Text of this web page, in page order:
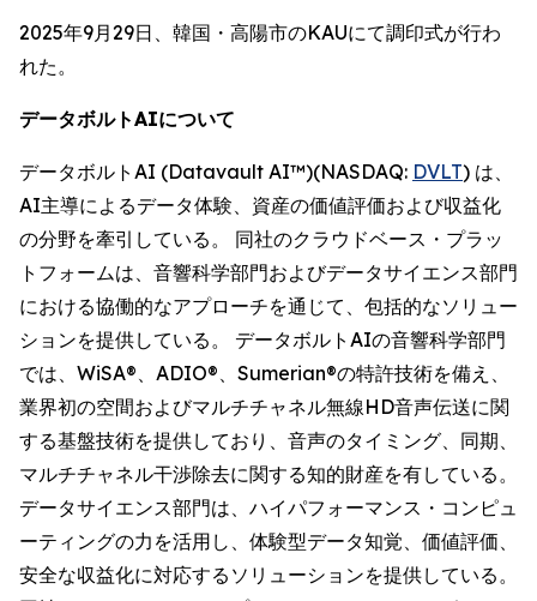
2025年9月29日、韓国・高陽市のKAUにて調印式が行わ
れた。
データボルトAIについて
データボルトAI (Datavault AI™)(NASDAQ: DVLT) は、
AI主導によるデータ体験、資産の価値評価および収益化
の分野を牽引している。 同社のクラウドベース・プラッ
トフォームは、音響科学部門およびデータサイエンス部門
における協働的なアプローチを通じて、包括的なソリュー
ションを提供している。 データボルトAIの音響科学部門
では、WiSA®、ADIO®、Sumerian®の特許技術を備え、
業界初の空間およびマルチチャネル無線HD音声伝送に関
する基盤技術を提供しており、音声のタイミング、同期、
マルチチャネル干渉除去に関する知的財産を有している。
データサイエンス部門は、ハイパフォーマンス・コンピュ
ーティングの力を活用し、体験型データ知覚、価値評価、
安全な収益化に対応するソリューションを提供している。